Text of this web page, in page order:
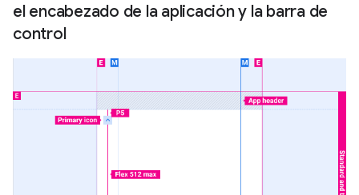
el encabezado de la aplicación y la barra de
control